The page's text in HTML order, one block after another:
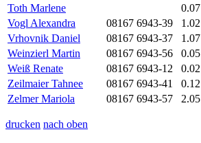
Toth Marlene
0.07
Vogl Alexandra
08167 6943-39 1.02
Vrhovnik Daniel
08167 6943-37 1.07
Weinzierl Martin
08167 6943-56 0.05
Weiß Renate
08167 6943-12 0.02
Zeilmaier Tahnee
08167 6943-41 0.12
Zelmer Mariola
08167 6943-57 2.05
drucken nach oben